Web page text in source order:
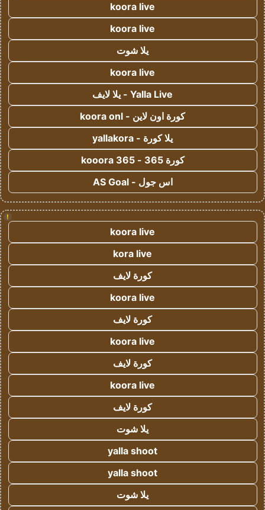
koora live
koora live
يلا شوت
koora live
Yalla Live - يلا لايف
كورة اون لاين - koora onl
يلا كورة - yallakora
كورة 365 - kooora 365
اس جول - AS Goal
!
koora live
kora live
كورة لايف
koora live
كورة لايف
koora live
كورة لايف
koora live
كورة لايف
يلا شوت
yalla shoot
yalla shoot
يلا شوت